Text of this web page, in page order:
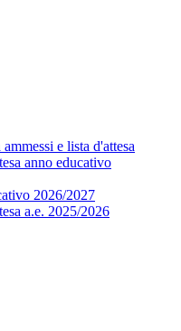
e lista d'attesa
anno educativo
2026/2027
a.e. 2025/2026